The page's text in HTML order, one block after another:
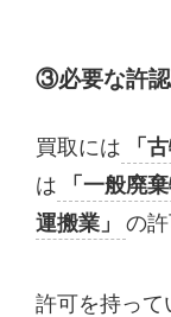
③必要な許
買取には 「
は
「一般廃
運搬業」
の
許可を持って